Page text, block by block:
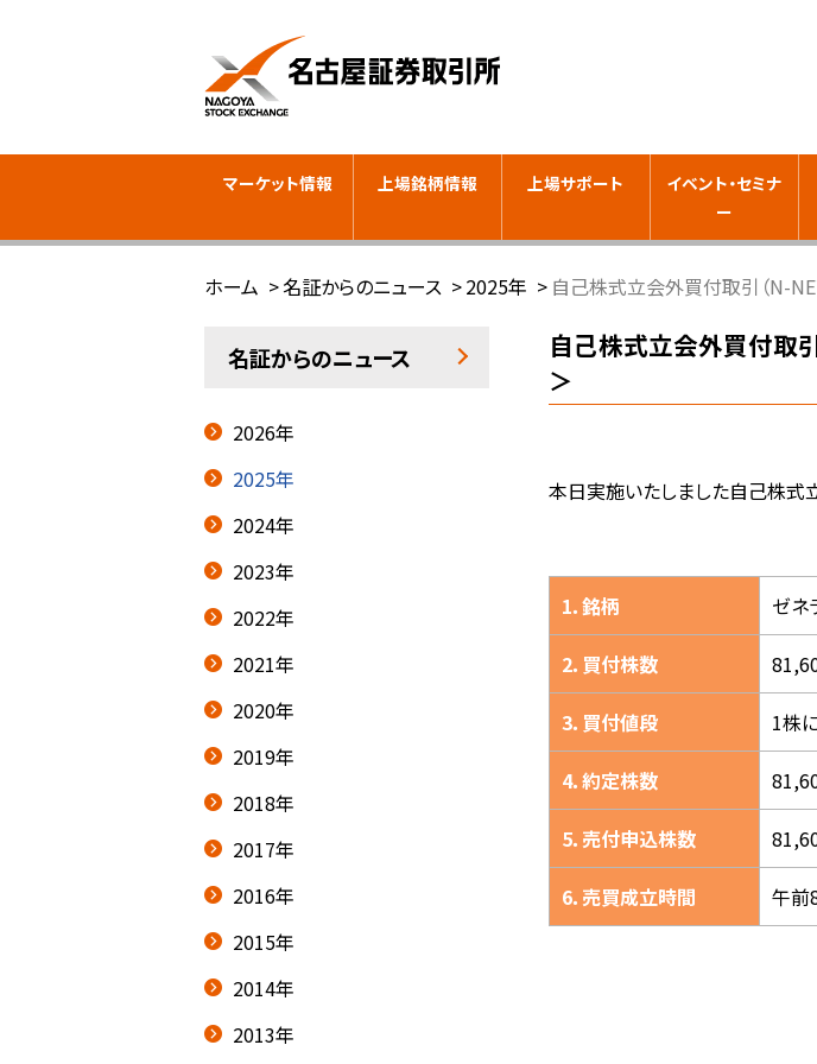
マーケット情報 上場銘柄情報 上場サポート
イベント・セミナ
ー
ホーム 名証からのニュース 2025年 自己株式立会外買付取引（N-
自己株式立会外買付取引
＞
本日実施いたしました自己株式
1．銘柄 ゼネ
2．買付株数
3．買付値段 1株
4．約定株数
5．売付申込株数
6．売買成立時間 午前
名証からのニュース
2026年
2025年
2024年
2023年
2022年
2021年
2020年
2019年
2018年
2017年
2016年
2015年
2014年
2013年